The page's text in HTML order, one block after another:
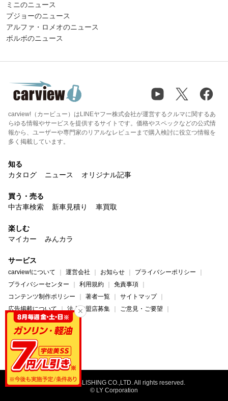
ミニのニュース
プジョーのニュース
アルファ・ロメオのニュース
ボルボのニュース
carview!（カービュー）はLINEヤフー株式会社が運営するクルマに関するあ
らゆる情報やサービスを提供するサイトです。価格やスペックなどの公式情
報から、ユーザーや専門家のリアルなレビューまで購入検討に役立つ情報を
多く掲載しています。
知る
カタログ
ニュース オリジナル記事
買う・売る
中古車検索
新車見積り 車買取
楽しむ
マイカー
みんカラ
サービス
carview!について 運営会社 お知らせ
プライバシーポリシー
プライバシーセンター
利用規約
免責事項
コンテンツ制作ポリシー
著者一覧
サイトマップ
広告掲載について
法人加盟店募集
ご意見・ご要望
ヘルプ・お問い合わせ
carview! Yahoo! JAPAN
©NAIGAI PUBLISHING CO.,LTD. All rights reserved.
© LY Corporation